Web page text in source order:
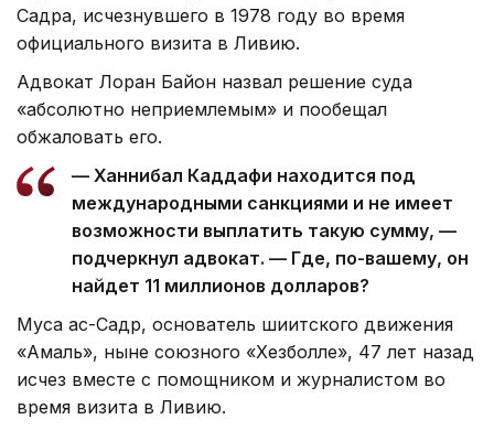
Садра, исчезнувшего в 1978 году во время
официального визита в Ливию.
Адвокат Лоран Байон назвал решение суда
«абсолютно неприемлемым» и пообещал
обжаловать его.
— Ханнибал Каддафи находится под
международными санкциями и не имеет
возможности выплатить такую сумму, —
подчеркнул адвокат. — Где, по-вашему, он
найдет 11 миллионов долларов?
Муса ас-Садр, основатель шиитского движения
«Амаль», ныне союзного «Хезболле», 47 лет назад
исчез вместе с помощником и журналистом во
время визита в Ливию.